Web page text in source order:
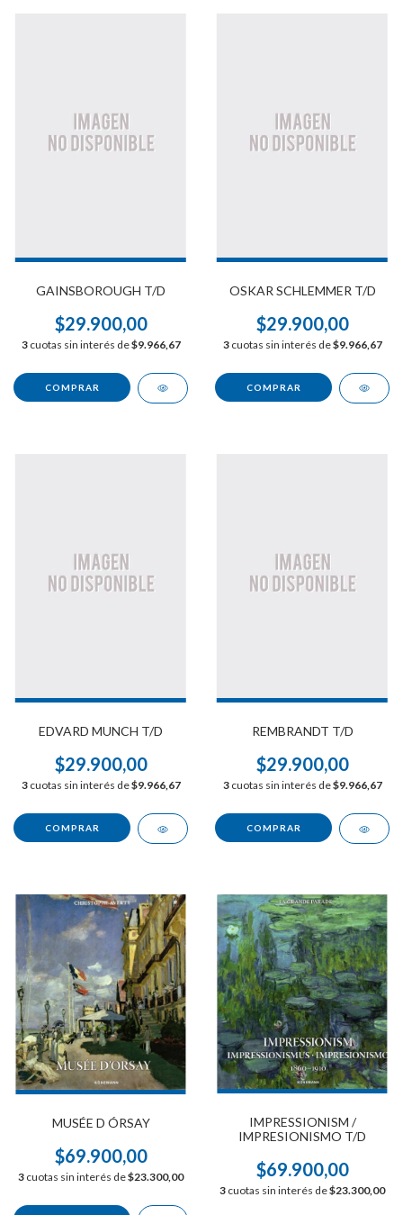
GAINSBOROUGH T/D
$29.900,00
3 cuotas sin interés de$9.966,67
OSKAR SCHLEMMER T/D
$29.900,00
3 cuotas sin interés de$9.966,67
EDVARD MUNCH T/D
$29.900,00
3 cuotas sin interés de$9.966,67
REMBRANDT T/D
$29.900,00
3 cuotas sin interés de$9.966,67
MUSÉE D ÓRSAY
$69.900,00
3 cuotas sin interés de$23.300,00
IMPRESSIONISM /
IMPRESIONISMO T/D
$69.900,00
3 cuotas sin interés de$23.300,00